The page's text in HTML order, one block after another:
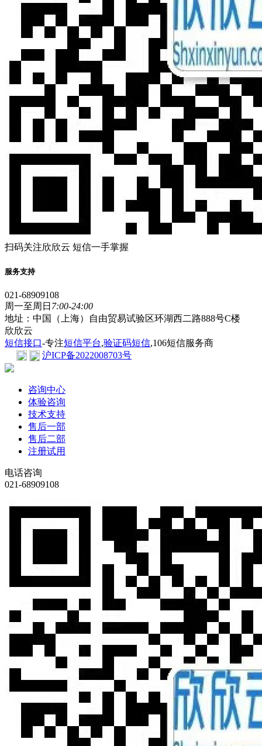
扫码关注欣欣云 短信一手掌握
服务支持
021-68909108
周一至周日 7:00-24:00
地址：中国（上海）自由贸易试验区环湖西二路888号C楼
欣欣云
短信接口-专注短信平台,验证码短信,106短信服务商
沪ICP备2022008703号
咨询中心
体验咨询
技术支持
售后一部
售后二部
注册试用
电话咨询
021-68909108